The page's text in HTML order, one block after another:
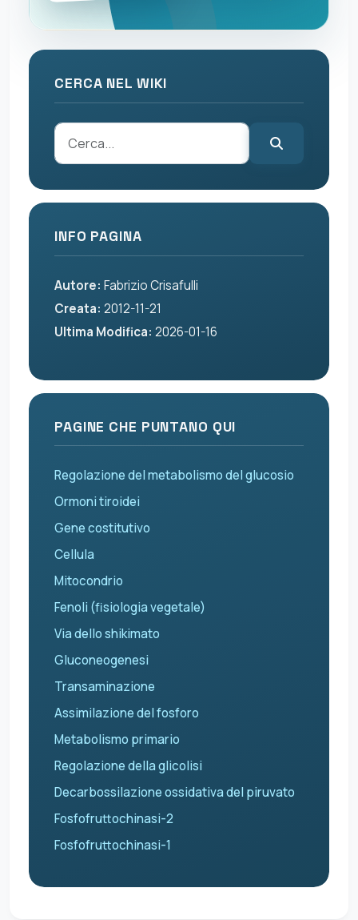
CERCA NEL WIKI
INFO PAGINA
Autore: Fabrizio Crisafulli
Creata: 2012-11-21
Ultima Modifica: 2026-01-16
PAGINE CHE PUNTANO QUI
Regolazione del metabolismo del glucosio
Ormoni tiroidei
Gene costitutivo
Cellula
Mitocondrio
Fenoli (fisiologia vegetale)
Via dello shikimato
Gluconeogenesi
Transaminazione
Assimilazione del fosforo
Metabolismo primario
Regolazione della glicolisi
Decarbossilazione ossidativa del piruvato
Fosfofruttochinasi-2
Fosfofruttochinasi-1